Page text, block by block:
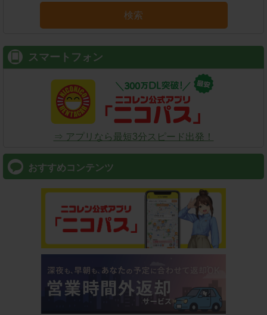
検索
スマートフォン
⇒ アプリなら最短3分スピード出発！
おすすめコンテンツ